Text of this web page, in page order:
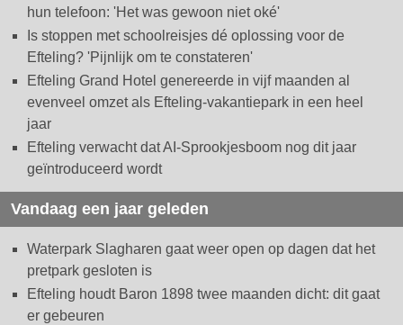
hun telefoon: 'Het was gewoon niet oké'
Is stoppen met schoolreisjes dé oplossing voor de
Efteling? 'Pijnlijk om te constateren'
Efteling Grand Hotel genereerde in vijf maanden al
evenveel omzet als Efteling-vakantiepark in een heel
jaar
Efteling verwacht dat AI-Sprookjesboom nog dit jaar
geïntroduceerd wordt
Vandaag een jaar geleden
Waterpark Slagharen gaat weer open op dagen dat het
pretpark gesloten is
Efteling houdt Baron 1898 twee maanden dicht: dit gaat
er gebeuren